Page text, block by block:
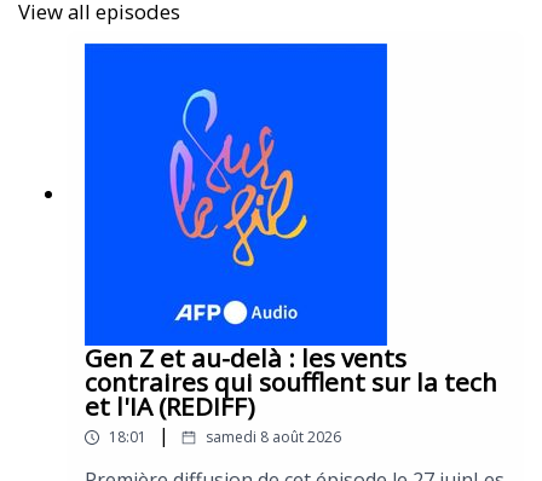
View all episodes
Gen Z et au-delà : les vents
contraires qui soufflent sur la tech
et l'IA (REDIFF)
18:01 | samedi 8 août 2026